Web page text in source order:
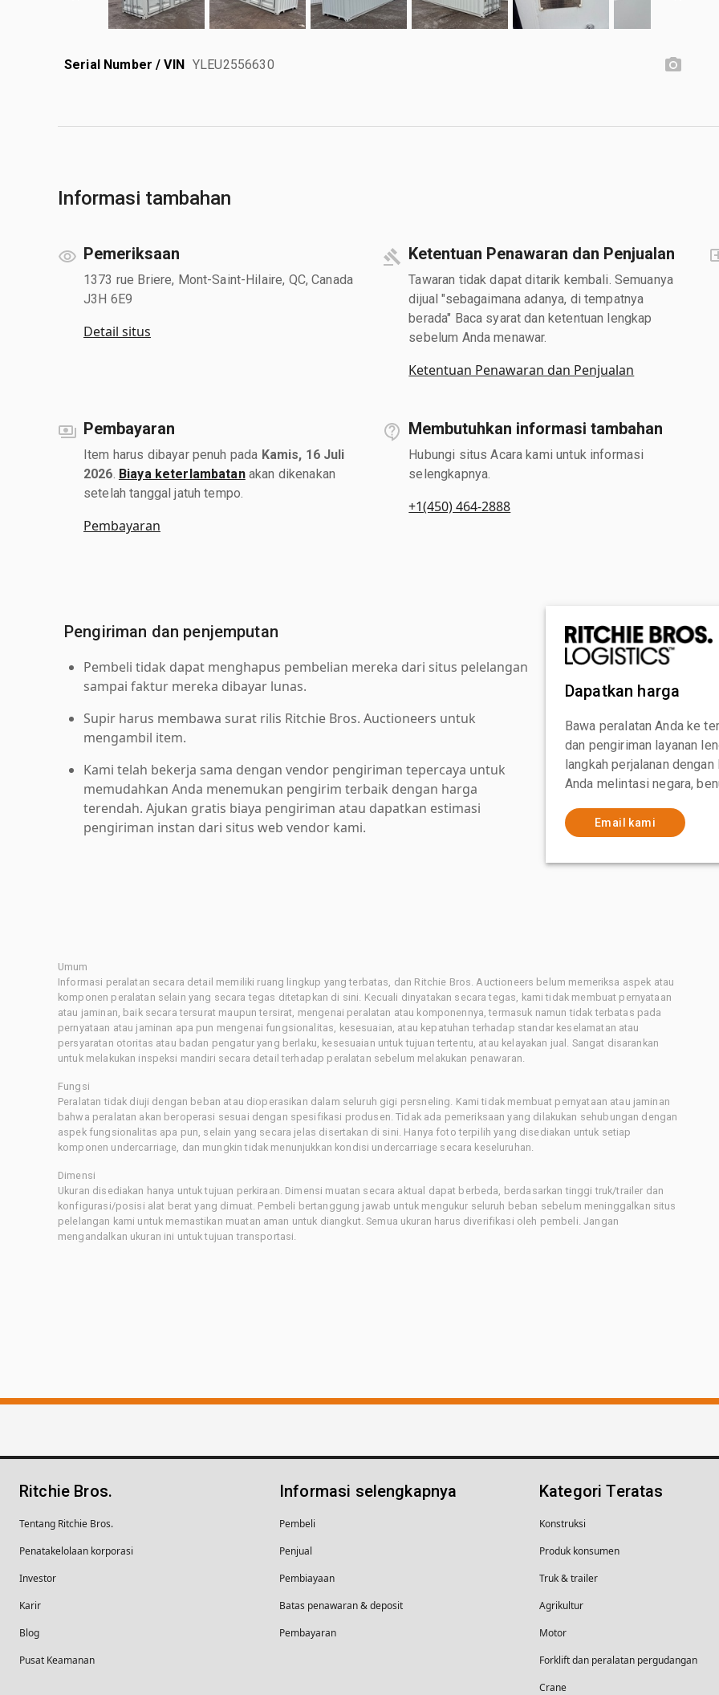
Serial Number / VIN YLEU2556630
Informasi tambahan
Pemeriksaan
1373 rue Briere, Mont-Saint-Hilaire, QC, Canada
J3H 6E9
Detail situs
Ketentuan Penawaran dan Penjualan
Tawaran tidak dapat ditarik kembali. Semuanya
dijual "sebagaimana adanya, di tempatnya
berada" Baca syarat dan ketentuan lengkap
sebelum Anda menawar.
Ketentuan Penawaran dan Penjualan
Pembayaran
Item harus dibayar penuh pada Kamis, 16 Juli
2026 Biaya keterlambatanakan dikenakan
setelah tanggal jatuh tempo.
Pembayaran
Membutuhkan informasi tambahan
Hubungi situs Acara kami untuk informasi
selengkapnya.
+1(450) 464-2888
Pengiriman dan penjemputan
Pembeli tidak dapat menghapus pembelian mereka dari situs pelelangan
sampai faktur mereka dibayar lunas.
Supir harus membawa surat rilis Ritchie Bros. Auctioneers untuk
mengambil item.
Kami telah bekerja sama dengan vendor pengiriman tepercaya untuk
memudahkan Anda menemukan pengirim terbaik dengan harga
terendah. Ajukan gratis biaya pengiriman atau dapatkan estimasi
pengiriman instan dari situs web vendor kami.
Dapatkan harga
Bawa peralatan Anda ke
dan pengiriman layanan
langkah perjalanan
Anda melintasi negara,
Email kami
Umum
Informasi peralatan secara detail memiliki ruang lingkup yang terbatas, dan Ritchie Bros. Auctioneers belum memeriksa aspek atau
komponen peralatan selain yang secara tegas ditetapkan di sini. Kecuali dinyatakan secara tegas, kami tidak membuat pernyataan
atau jaminan, baik secara tersurat maupun tersirat, mengenai peralatan atau komponennya, termasuk namun tidak terbatas pada
pernyataan atau jaminan apa pun mengenai fungsionalitas, kesesuaian, atau kepatuhan terhadap standar keselamatan atau
persyaratan otoritas atau badan pengatur yang berlaku, kesesuaian untuk tujuan tertentu, atau kelayakan jual. Sangat disarankan
untuk melakukan inspeksi mandiri secara detail terhadap peralatan sebelum melakukan penawaran.
Fungsi
Peralatan tidak diuji dengan beban atau dioperasikan dalam seluruh gigi persneling. Kami tidak membuat pernyataan atau jaminan
bahwa peralatan akan beroperasi sesuai dengan spesifikasi produsen. Tidak ada pemeriksaan yang dilakukan sehubungan dengan
aspek fungsionalitas apa pun, selain yang secara jelas disertakan di sini. Hanya foto terpilih yang disediakan untuk setiap
komponen undercarriage, dan mungkin tidak menunjukkan kondisi undercarriage secara keseluruhan.
Dimensi
Ukuran disediakan hanya untuk tujuan perkiraan. Dimensi muatan secara aktual dapat berbeda, berdasarkan tinggi truk/trailer dan
konfigurasi/posisi alat berat yang dimuat. Pembeli bertanggung jawab untuk mengukur seluruh beban sebelum meninggalkan situs
pelelangan kami untuk memastikan muatan aman untuk diangkut. Semua ukuran harus diverifikasi oleh pembeli. Jangan
mengandalkan ukuran ini untuk tujuan transportasi.
Ritchie Bros.
Tentang Ritchie Bros.
Penatakelolaan korporasi
Investor
Karir
Blog
Pusat Keamanan
Informasi selengkapnya
Pembeli
Penjual
Pembiayaan
Batas penawaran & deposit
Pembayaran
Kategori Teratas
Konstruksi
Produk konsumen
Truk & trailer
Agrikultur
Motor
Forklift dan peralatan pergudangan
Crane